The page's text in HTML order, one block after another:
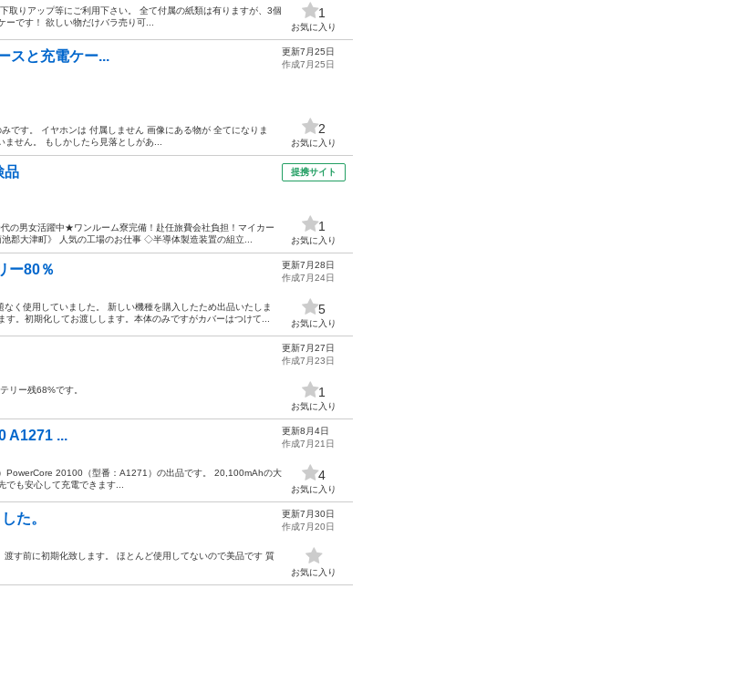
取りアップ等にご利用下さい。 全て付属の紙類は有りますが、3個
です！ 欲しい物だけバラ売り可...
1
お気に入り
スと充電ケー...
です。 イヤホンは 付属しません 画像にある物が 全てになりま
せん。 もしかしたら見落としがあ...
更新7月25日
作成7月25日
2
お気に入り
品
の男女活躍中★ワンルーム寮完備！赴任旅費会社負担！マイカー
郡大津町》 人気の工場のお仕事 ◇半導体製造装置の組立...
提携サイト
1
お気に入り
ー80％
く使用していました。 新しい機種を購入したため出品いたしま
。初期化してお渡しします。本体のみですがカバーはつけて...
更新7月28日
作成7月24日
5
お気に入り
リー残68%です。
更新7月27日
作成7月23日
1
お気に入り
A1271 ...
PowerCore 20100（型番：A1271）の出品です。 20,100mAhの大
も安心して充電できます...
更新8月4日
作成7月21日
4
お気に入り
た。
す前に初期化致します。 ほとんど使用してないので美品です 質
更新7月30日
作成7月20日
お気に入り